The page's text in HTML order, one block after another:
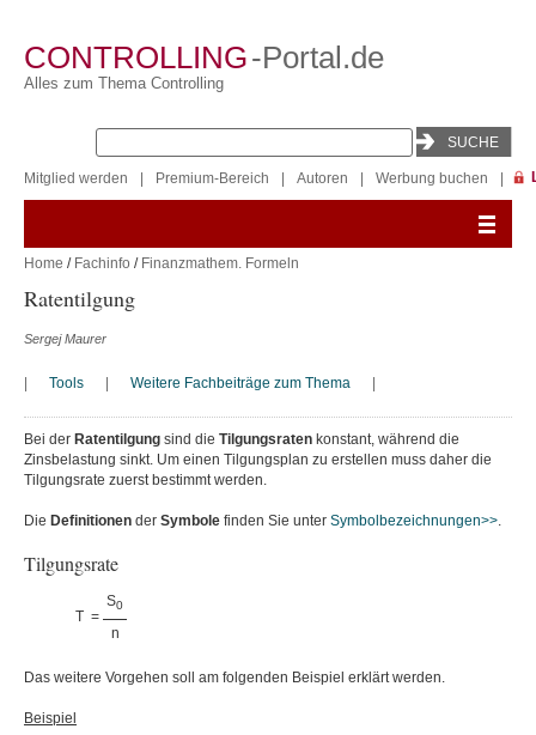
CONTROLLING-Portal.de
Alles zum Thema Controlling
Mitglied werden Premium-Bereich Autoren Werbung buchen
Home / Fachinfo / Finanzmathem. Formeln
Ratentilgung
Sergej Maurer
Tools Weitere Fachbeiträge zum Thema
Bei der Ratentilgung sind die Tilgungsraten konstant, während die
Zinsbelastung sinkt. Um einen Tilgungsplan zu erstellen muss daher die
Tilgungsrate zuerst bestimmt werden.
Die Definitionen der Symbole finden Sie unter Symbolbezeichnungen>>.
Tilgungsrate
T =
S0
n
Das weitere Vorgehen soll am folgenden Beispiel erklärt werden.
Beispiel